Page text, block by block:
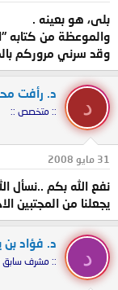
بلى، هو بعينه .
والموعظة من كتابه
وقد سرني مروركم
د
د. رأفت
:: متخصص ::
31 مايو 2008
نفع الله بكم ..نسأل
يجعلنا من المجتبين
د
د. فؤاد
:: مشرف سابق